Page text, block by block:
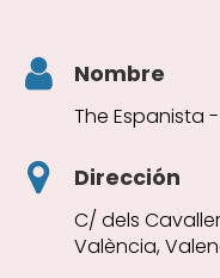
Nombre
The Espanista
Dirección
C/ dels
València,